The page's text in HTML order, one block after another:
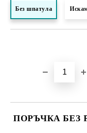
Без шпатула
ПОРЪЧКА БЕЗ